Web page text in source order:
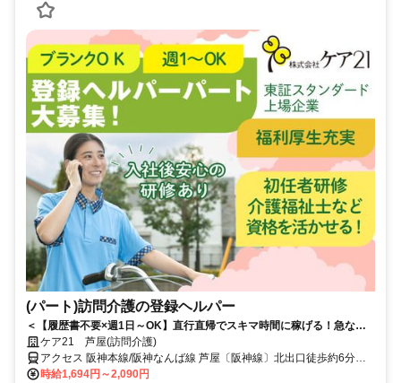
(パート)訪問介護の登録ヘルパー
＜【履歴書不要×週1日～OK】直行直帰でスキマ時間に稼げる！急なキ
ャンセルも手当有！定年無し！＞★履歴書の準備不要★未経験者OK！働
きやすいシフト制！急なキャンセルが発生した場合でも手当で給与を補
償！
ケア21 芦屋(訪問介護)
アクセス 阪神本線/阪神なんば線 芦屋〔阪神線〕北出口徒歩約6分、
ＪＲ東海道本線 芦屋〔ＪＲ〕南口徒歩約7分、阪急神戸本線 芦屋川南
時給1,694円～2,090円